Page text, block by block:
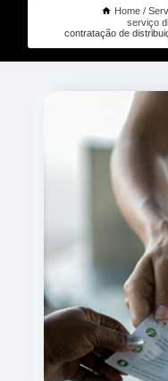
Home
serviço
contratação de